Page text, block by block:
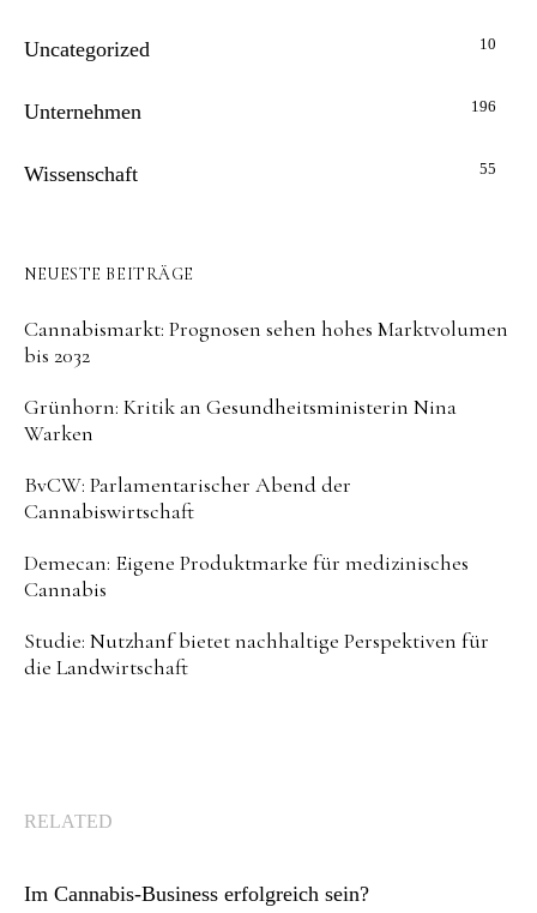
Uncategorized 10
Unternehmen 196
Wissenschaft 55
NEUESTE BEITRÄGE
Cannabismarkt: Prognosen sehen hohes Marktvolumen
bis 2032
Grünhorn: Kritik an Gesundheitsministerin Nina
Warken
BvCW: Parlamentarischer Abend der
Cannabiswirtschaft
Demecan: Eigene Produktmarke für medizinisches
Cannabis
Studie: Nutzhanf bietet nachhaltige Perspektiven für
die Landwirtschaft
RELATED
Im Cannabis-Business erfolgreich sein?